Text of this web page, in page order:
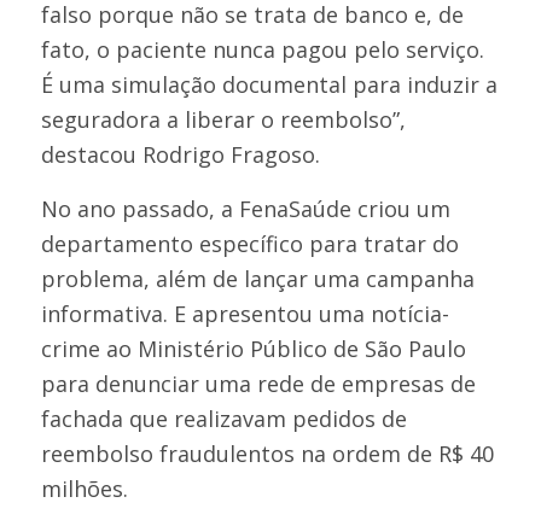
falso porque não se trata de banco e, de
fato, o paciente nunca pagou pelo serviço.
É uma simulação documental para induzir a
seguradora a liberar o reembolso”,
destacou Rodrigo Fragoso.
No ano passado, a FenaSaúde criou um
departamento específico para tratar do
problema, além de lançar uma campanha
informativa. E apresentou uma notícia-
crime ao Ministério Público de São Paulo
para denunciar uma rede de empresas de
fachada que realizavam pedidos de
reembolso fraudulentos na ordem de R$ 40
milhões.